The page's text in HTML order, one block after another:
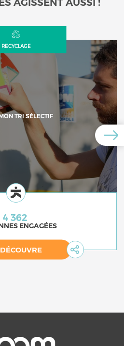
AGISSENT AUSSI !
TRI SÉLECTIF
RECYCLAGE
4 362
ENGAGÉES